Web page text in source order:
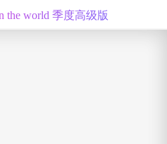
the world 季度高级版
心选